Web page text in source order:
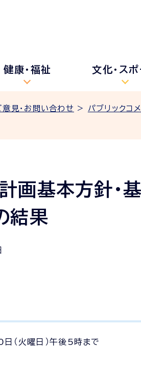
健康・福祉 文化・スポ
意見・お問い合わせ > パブリックコ
画基本方針・基
結果
（火曜日）午後5時まで